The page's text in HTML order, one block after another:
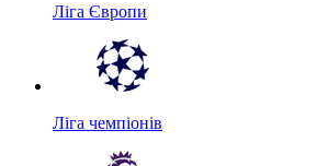
Ліга Європи
Ліга чемпіонів